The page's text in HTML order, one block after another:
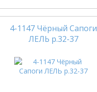
4-1147 Чёрный Сапоги
ЛЕЛЬ р.32-37